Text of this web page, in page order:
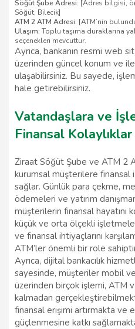
Söğüt Şube Adresi: [Adres bilgisi,
Söğüt, Bilecik]
ATM 2 ATM Adresi: [ATM’nin
Ulaşım: Toplu taşıma duraklarına
seçenekleri mevcuttur.
Ayrıca, bankanın resmi web
üzerinden güncel konum ve
ulaşabilirsiniz. Bu sayede,
hale getirebilirsiniz.
Vatandaşlara ve
Finansal Kolaylıklar
Ziraat Söğüt Şube ve ATM 2
kurumsal müşterilere finansal
sağlar. Günlük para çekme,
ödemeleri ve yatırım
müşterilerin finansal hayatını
küçük ve orta ölçekli
ve finansal ihtiyaçlarını
ATM’ler önemli bir role
Ayrıca, dijital bankacılık
sayesinde, müşteriler mobil ve
üzerinden birçok işlemi, ATM
kalmadan
finansal erişimi artırmakta ve
güçlenmesine katkı